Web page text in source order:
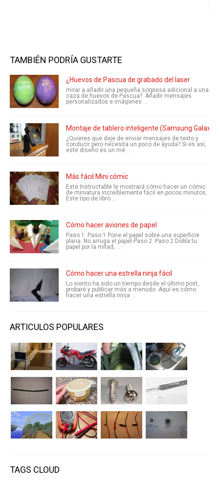
TAMBIÉN PODRÍA GUSTARTE
¿Huevos de Pascua de grabado del laser
mirar a añadir una pequeña sorpresa adicional a una
caza de huevos de Pascua? Añadir mensajes
personalizados e imágenes ...
Montaje de tablero inteligente (Samsung Galaxy
¿Quieres que deje de enviar mensajes de texto y
conducir pero necesita un poco de ayuda? Si es así,
este diseño es un mé ...
Más fácil Mini cómic
Este Instructable le mostrará cómo hacer un cómic
de miniatura increíblemente fácil en pocos minutos.
Este tipo de libro ...
Cómo hacer aviones de papel
Paso 1: Paso 1 Pone el papel sobre una superficie
plana. No arruga el papel.Paso 2: Paso 2 Dobla tu
papel por la mitad, ...
Cómo hacer una estrella ninja fácil
Lo siento ha sido un tiempo desde el último post,
probaré y publicar más a menudo. Aquí es cómo
hacer una estrella ninja ...
ARTICULOS POPULARES
TAGS CLOUD